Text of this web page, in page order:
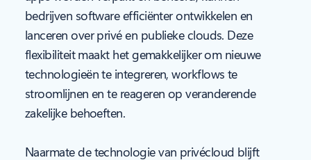
bedrijven software efficiënter ontwikkelen en
lanceren over privé en publieke clouds. Deze
flexibiliteit maakt het gemakkelijker om nieuwe
technologieën te integreren, workflows te
stroomlijnen en te reageren op veranderende
zakelijke behoeften.
Naarmate de technologie van privécloud blijft